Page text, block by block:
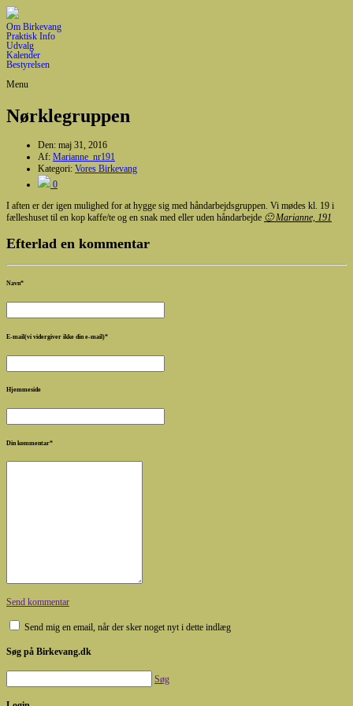
Om Birkevang
Praktisk Info
Udvalg
Kalender
Bestyrelsen
Menu
Nørklegruppen
Den: maj 31, 2016
Af: Marianne_nr191
Kategori: Vores Birkevang
0
I aften er der igen mulighed for at hygge sig med håndarbejdsgruppen. Vi mødes kl. 19 i
fælleshuset til en kop kaffe/te og en snak med eller uden håndarbejde 🙂 Marianne, 191
Efterlad en kommentar
Navn*
E-mail(vi vidergiver ikke din e-mail)*
Hjemmeside
Din kommentar*
Send kommentar
Send mig en email, når der sker noget nyt i dette indlæg
Søg på Birkevang.dk
Søg